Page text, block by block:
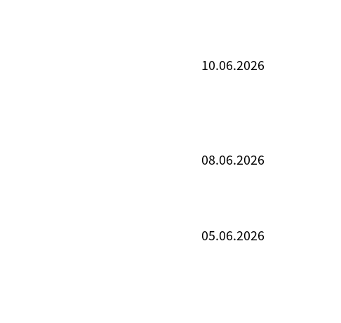
10.06.2026
08.06.2026
05.06.2026